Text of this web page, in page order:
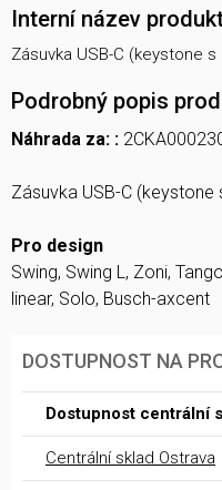
Interní název
Zásuvka USB-C (keystone
Podrobný popis
Náhrada za: :
Zásuvka USB-C
Pro design
Swing, Swing L, Zoni,
linear, Solo, Busch-axcent
DOSTUPNOST NA
Dostupnost centrální
Centrální sklad Ostrava